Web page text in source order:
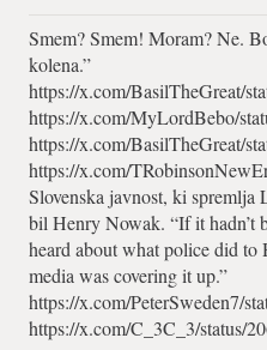
Smem? Smem! Moram? Ne.
kolena.”
https://x.com/BasilTheGreat/
https://x.com/MyLordBebo/
https://x.com/BasilTheGreat/
https://x.com/
Slovenska javnost, ki spremlja
bil Henry Nowak. “If it hadn’t
heard about what police did to
media was covering it up.”
https://x.com/PeterSweden7/
https://x.com/C_3C_3/status/